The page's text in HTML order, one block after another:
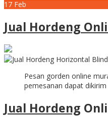
17 Feb
Jual Hordeng
Pesan gorden online
pemesanan dapat
Jual Hordeng